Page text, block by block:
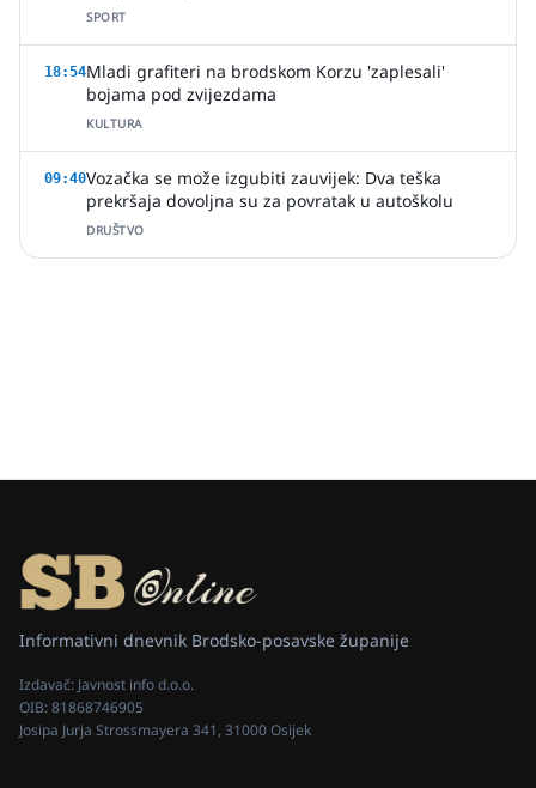
SPORT
18:54Mladi grafiteri na brodskom Korzu 'zaplesali'
bojama pod zvijezdama
KULTURA
09:40Vozačka se može izgubiti zauvijek: Dva teška
prekršaja dovoljna su za povratak u autoškolu
DRUŠTVO
Informativni dnevnik Brodsko-posavske županije
Izdavač: Javnost info d.o.o.
OIB:81868746905
Josipa Jurja Strossmayera 341, 31000 Osijek